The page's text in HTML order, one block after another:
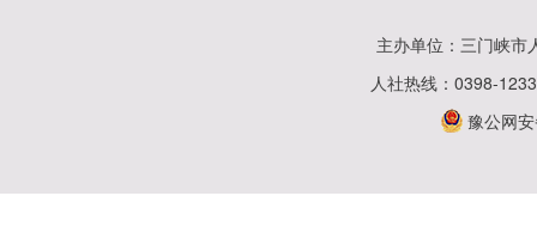
主办单位：三门峡
人社热线：0398-
豫公网